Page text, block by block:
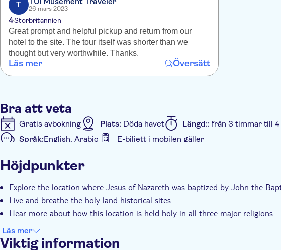
T 26 mars 2023
4Storbritannien
Great prompt and helpful pickup and return from our
hotel to the site. The tour itself was shorter than we
thought but very worthwhile. Thanks.
Läs mer Översätt
Bra att veta
Gratis avbokning Plats: Döda havet Längd:: från 3 timmar till
Språk:English, Arabic E-biljett i mobilen gäller
Omedelbar bekräftelse
Lokal prägel
Privat rundtur Transport från hotellet
Höjdpunkter
Explore the location where Jesus of Nazareth was baptized by John the
Live and breathe the holy land historical sites
Hear more about how this location is held holy in all three major religions
Läs mer
Viktig information